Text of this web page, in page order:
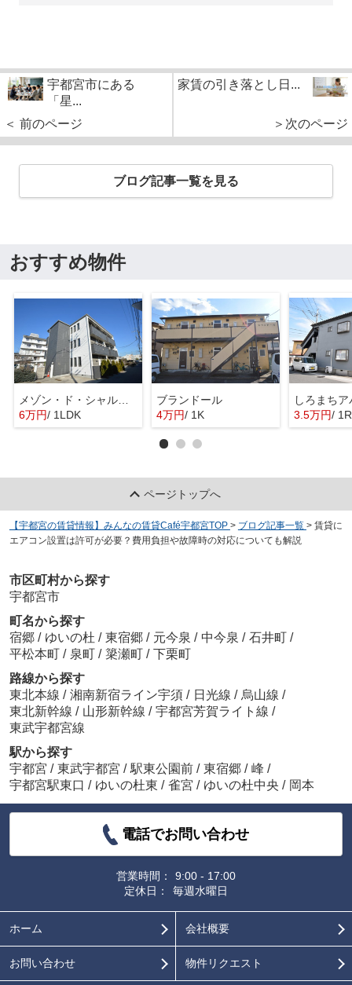
宇都宮市にある
「星...
＜ 前のページ
家賃の引き落とし日...
＞次のページ
ブログ記事一覧を見る
おすすめ物件
メゾン・ド・シャルマン
6万円/ 1LDK
ブランドール
4万円/ 1K
しろまち
3.5万円/ 1R
ページトップへ
【宇都宮の賃貸情報】みんなの賃貸Café宇都宮TOP > ブログ記事一覧 > 賃貸に
エアコン設置は許可が必要？費用負担や故障時の対応についても解説
市区町村から探す
宇都宮市
町名から探す
宿郷 / ゆいの杜 / 東宿郷 / 元今泉 / 中今泉 / 石井町 /
平松本町 / 泉町 / 簗瀬町 / 下栗町
路線から探す
東北本線 / 湘南新宿ライン宇須 / 日光線 / 烏山線 /
東北新幹線 / 山形新幹線 / 宇都宮芳賀ライト線 /
東武宇都宮線
駅から探す
宇都宮 / 東武宇都宮 / 駅東公園前 / 東宿郷 / 峰 /
宇都宮駅東口 / ゆいの杜東 / 雀宮 / ゆいの杜中央 / 岡本
電話でお問い合わせ
営業時間：
9:00 - 17:00
定休日：
毎週水曜日
ホーム 会社概要
お問い合わせ 物件リクエスト